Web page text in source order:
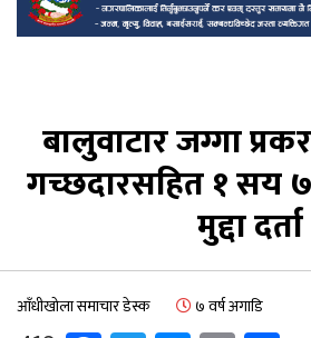
बालुवाटार जग्गा
गच्छदारसहित १ सय
मुद्दा दर्ता
आँधीखोला समाचार डेस्क ७ वर्ष अगाडि